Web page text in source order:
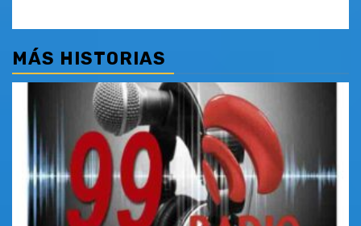
MÁS HISTORIAS